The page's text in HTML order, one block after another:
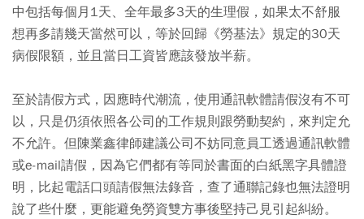
中包括每個月1天、全年最多3天的生理假，如果太不舒服
想再多請幾天當然可以，等於回歸《勞基法》規定的30天
病假限額，並且當日工資皆應該發放半薪。
至於請假方式，因應時代潮流，使用通訊軟體請假沒有不可
以，只是仍須依照各公司的工作規則跟勞動契約，來判定允
不允許。但陳業鑫律師建議公司不妨同意員工透過通訊軟體
或e-mail請假，因為它們都有等同於書面的白紙黑字具體證
明，比起電話口頭請假無法錄音，查了通聯記錄也無法證明
說了些什麼，更能避免勞資雙方事後堅持己見引起糾紛。